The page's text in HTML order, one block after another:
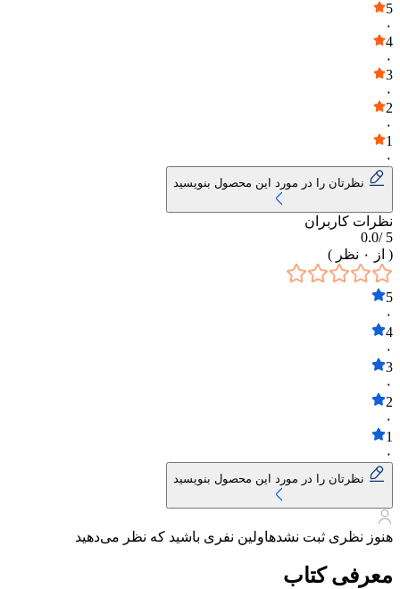
5
۰
4
۰
3
۰
2
۰
1
۰
نظرتان را در مورد این محصول بنویسید
نظرات کاربران
5 /
0.0
( از
۰ نظر )
5
۰
4
۰
3
۰
2
۰
1
۰
نظرتان را در مورد این محصول بنویسید
هنوز نظری ثبت نشدهاولین نفری باشید که نظر می‌دهید
معرفی کتاب